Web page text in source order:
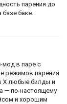
парения до
базе баке.
мод в паре с
режимов парения
X любые билды и
— по-настоящему
и хорошим